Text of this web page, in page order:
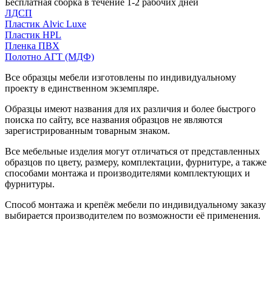
ЛДСП
Пластик Alvic Luxe
Пластик HPL
Пленка ПВХ
Полотно АГТ (МДФ)
Все образцы мебели изготовлены по индивидуальному
проекту в единственном экземпляре.
Образцы имеют названия для их различия и более быстрого
поиска по сайту, все названия образцов не являются
зарегистрированным товарным знаком.
Все мебельные изделия могут отличаться от представленных
образцов по цвету, размеру, комплектации, фурнитуре, а также
способами монтажа и производителями комплектующих и
фурнитуры.
Способ монтажа и крепёж мебели по индивидуальному заказу
выбирается производителем по возможности её применения.